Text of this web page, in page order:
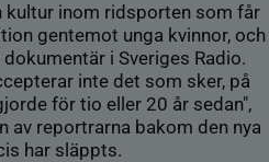
kultur inom ridsporten som får
gentemot unga kvinnor, och
i Sveriges Radio.
inte det som sker, på
för tio eller 20 år sedan",
av reportrarna bakom den nya
har släppts.